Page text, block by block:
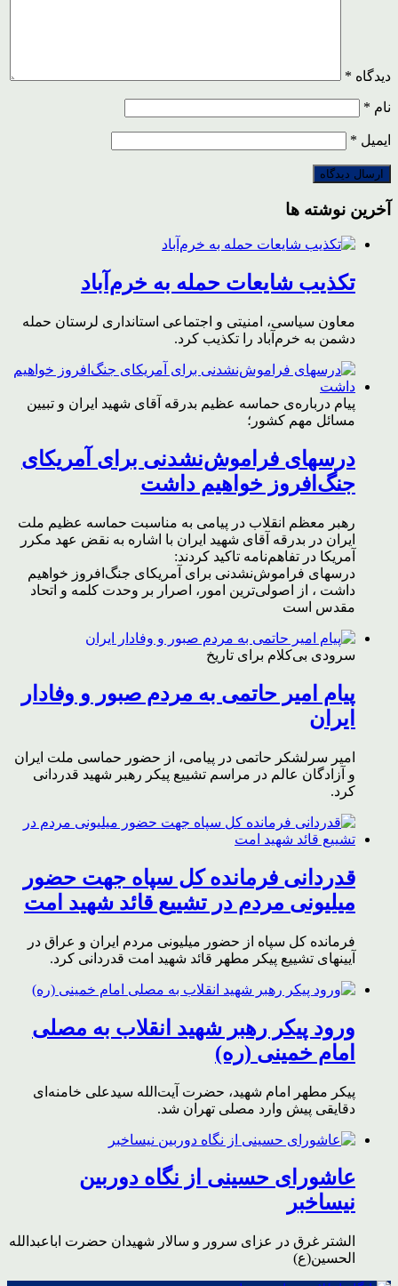
دیدگاه *
نام *
ایمیل *
آخرین نوشته ها
تکذیب شایعات حمله به خرم‌آباد
معاون سیاسی، امنیتی و اجتماعی استانداری لرستان حمله
دشمن به خرم‌آباد را تکذیب کرد.
پیام درباره‌ی حماسه عظیم بدرقه آقای شهید ایران و تبیین
مسائل مهم کشور؛
درسهای فراموش‌نشدنی برای آمریکای
جنگ‌افروز خواهیم داشت
رهبر معظم انقلاب در پیامی به مناسبت حماسه عظیم ملت
ایران در بدرقه آقای شهید ایران با اشاره به نقض عهد مکرر
آمریکا در تفاهم‌نامه تاکید کردند:
درسهای فراموش‌نشدنی برای آمریکای جنگ‌افروز خواهیم
داشت ، از اصولی‌ترین امور، اصرار بر وحدت کلمه و اتحاد
مقدس است
سرودی بی‌کلام برای تاریخ
پیام امیر حاتمی به مردم صبور و وفادار
ایران
امیر سرلشکر حاتمی در پیامی، از حضور حماسی ملت ایران
و آزادگان عالم در مراسم تشییع پیکر رهبر شهید قدردانی
کرد.
قدردانی فرمانده کل سپاه جهت حضور
میلیونی مردم در تشییع قائد شهید امت
فرمانده کل سپاه از حضور میلیونی مردم ایران و عراق در
آیینهای تشییع پیکر مطهر قائد شهید امت قدردانی کرد.
ورود پیکر رهبر شهید انقلاب به مصلی
امام خمینی (ره)
پیکر مطهر امام شهید،‌ حضرت آیت‌الله سیدعلی خامنه‌ای
دقایقی پیش وارد مصلی تهران شد.
عاشورای حسینی از نگاه دوربین
نیساخبر
الشتر غرق در عزای سرور و سالار شهیدان حضرت اباعبدالله
الحسین(ع)